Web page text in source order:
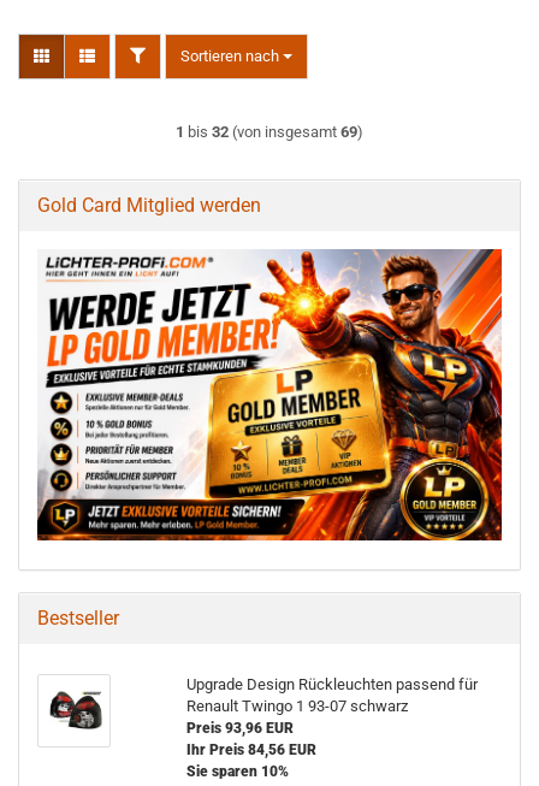
FILTERSortieren nach
Sortieren nach
1 bis 32 (von insgesamt 69)
Gold Card Mitglied werden
Bestseller
Upgrade Design Rückleuchten passend für
Renault Twingo 1 93-07 schwarz
Preis 93,96 EUR
Ihr Preis 84,56 EUR
Sie sparen 10%